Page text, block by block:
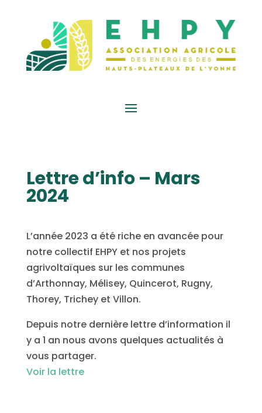
Lettre d’info – Mars
2024
L’année 2023 a été riche en avancée pour
notre collectif EHPY et nos projets
agrivoltaïques sur les communes
d’Arthonnay, Mélisey, Quincerot, Rugny,
Thorey, Trichey et Villon.
Depuis notre dernière lettre d’information il
y a 1 an nous avons quelques actualités à
vous partager.
Voir la lettre